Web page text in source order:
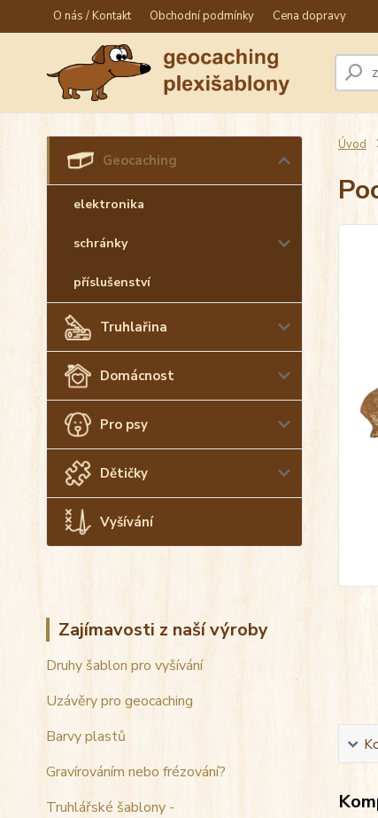
O nás / Kontakt Obchodní podmínky Cena dopravy
Geocaching
elektronika
schránky
příslušenství
Truhlařina
Domácnost
Pro psy
Dětičky
Vyšívání
Zajímavosti z naší výroby
Druhy šablon pro vyšívání
Uzávěry pro geocaching
Barvy plastů
Gravírováním nebo frézování?
Truhlářské šablony -
Úvod